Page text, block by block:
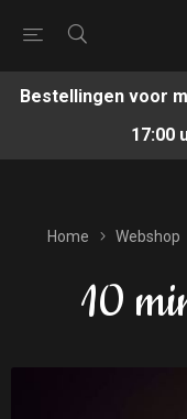
Bestellingen voor
17:00
Home Webshop
10